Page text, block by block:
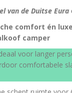
van de Duitse Eura
comfort én
camper
voor langer
comfortabele